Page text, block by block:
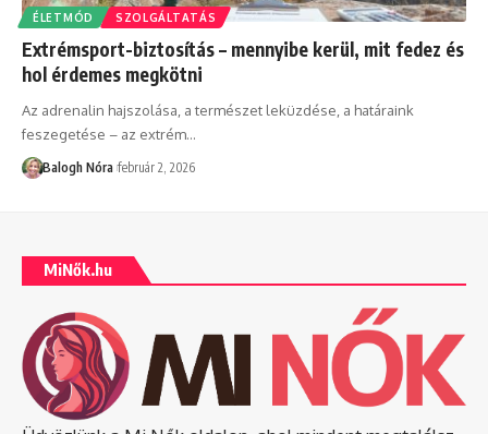
ÉLETMÓD SZOLGÁLTATÁS
Extrémsport-biztosítás – mennyibe kerül, mit fedez és
hol érdemes megkötni
Az adrenalin hajszolása, a természet leküzdése, a határaink
feszegetése – az extrém…
Balogh Nóra február 2, 2026
MiNők.hu